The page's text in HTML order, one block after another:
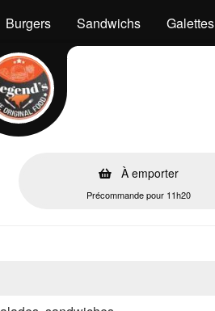
Burgers Sandwichs Galettes
À emporter
Précommande pour 11h20